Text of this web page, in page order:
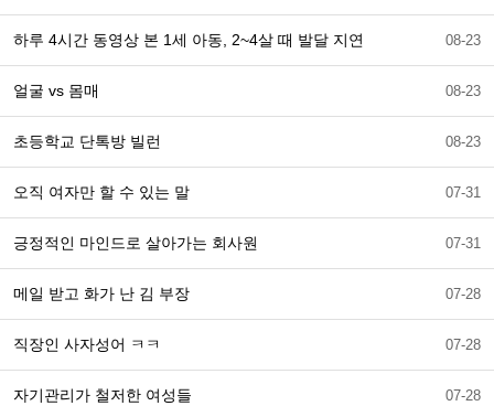
하루 4시간 동영상 본 1세 아동, 2~4살 때 발달 지연 08-23
얼굴 vs 몸매 08-23
초등학교 단톡방 빌런 08-23
오직 여자만 할 수 있는 말 07-31
긍정적인 마인드로 살아가는 회사원 07-31
메일 받고 화가 난 김 부장 07-28
직장인 사자성어 ㅋㅋ 07-28
자기관리가 철저한 여성들 07-28